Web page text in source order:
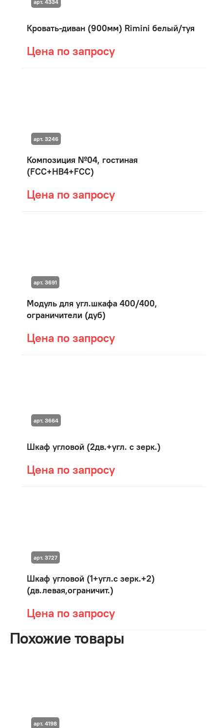
Кровать-диван (900мм) Rimini белый/туя
Цена по запросу
арт. 4334
Композиция №04, гостиная
(FCC+HB4+FСС)
Цена по запросу
арт. 3246
Модуль для угл.шкафа 400/400,
ограничители (дуб)
Цена по запросу
арт. 3691
Шкаф угловой (2дв.+угл. с зерк.)
Цена по запросу
арт. 3664
Шкаф угловой (1+угл.с зерк.+2)
(дв.левая,ограничит.)
Цена по запросу
арт. 3727
Похожие товары
арт. 4198